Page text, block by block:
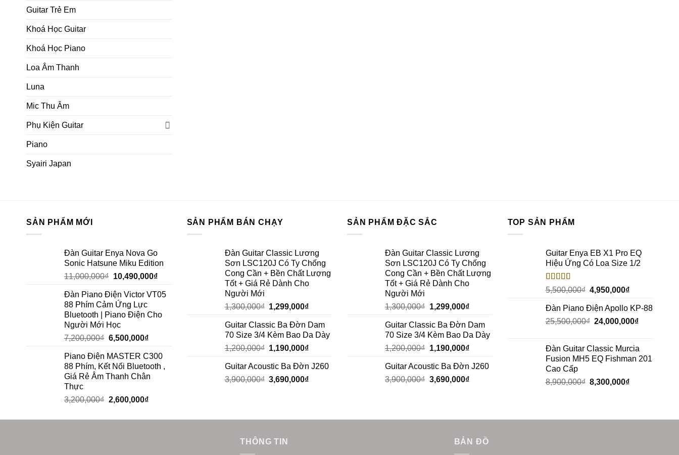
Guitar Trẻ Em
Khoá Học Guitar
Khoá Học Piano
Loa Âm Thanh
Luna
Mic Thu Âm
Phụ Kiện Guitar
Piano
Syairi Japan
SẢN PHẨM MỚI
Đàn Guitar Enya Nova Go
Sonic Hatsune Miku Edition
11,000,000₫ 10,490,000₫
Đàn Piano Điện Victor VT05
88 Phím Cảm Ứng Lực
Bluetooth | Piano Điện Cho
Người Mới Học
7,200,000₫ 6,500,000₫
Piano Điện MASTER C300
88 Phím, Kết Nối Bluetooth ,
Giá Rẻ Âm Thanh Chân
Thực
3,200,000₫ 2,600,000₫
SẢN PHẨM BÁN CHẠY
Đàn Guitar Classic Lương
Sơn LSC120J Có Ty Chống
Cong Cần + Bền Chất Lượng
Tốt + Giá Rẻ Dành Cho
Người Mới
1,300,000₫ 1,299,000₫
Guitar Classic Ba Đờn Dam
70 Size 3/4 Kèm Bao Da Dày
1,200,000₫ 1,190,000₫
Guitar Acoustic Ba Đờn J260
3,900,000₫ 3,690,000₫
SẢN PHẨM ĐẶC SẮC
Đàn Guitar Classic Lương
Sơn LSC120J Có Ty Chống
Cong Cần + Bền Chất Lượng
Tốt + Giá Rẻ Dành Cho
Người Mới
1,300,000₫ 1,299,000₫
Guitar Classic Ba Đờn Dam
70 Size 3/4 Kèm Bao Da Dày
1,200,000₫ 1,190,000₫
Guitar Acoustic Ba Đờn J260
3,900,000₫ 3,690,000₫
TOP SẢN PHẨM
Guitar Enya EB X1 Pro EQ
Hiệu Ứng Có Loa Size 1/2
Rated5.00
out of 5
5,500,000₫ 4,950,000₫
Đàn Piano Điện Apollo KP-88
25,500,000₫ 24,000,000₫
Đàn Guitar Classic Murcia
Fusion MH5 EQ Fishman 201
Cao Cấp
8,900,000₫ 8,300,000₫
THÔNG TIN BẢN ĐỒ